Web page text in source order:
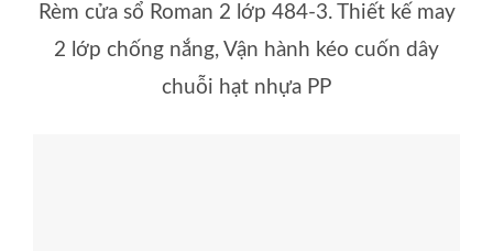
Rèm cửa sổ Roman 2 lớp 484-3. Thiết kế may
2 lớp chống nắng, Vận hành kéo cuốn dây
chuỗi hạt nhựa PP